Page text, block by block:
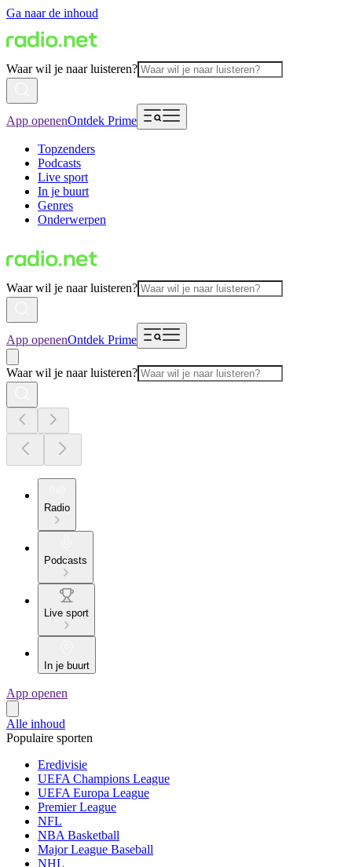
Ga naar de inhoud
Waar wil je naar luisteren?
App openenOntdek Prime
Topzenders
Podcasts
Live sport
In je buurt
Genres
Onderwerpen
Waar wil je naar luisteren?
App openenOntdek Prime
Waar wil je naar luisteren?
Radio
Podcasts
Live sport
In je buurt
App openen
Alle inhoud
Populaire sporten
Eredivisie
UEFA Champions League
UEFA Europa League
Premier League
NFL
NBA Basketball
Major League Baseball
NHL